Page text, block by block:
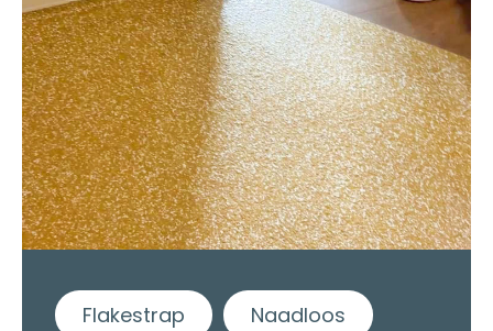
Flakestrap Naadloos